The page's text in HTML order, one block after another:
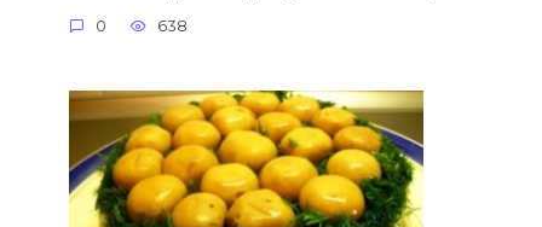
0 638